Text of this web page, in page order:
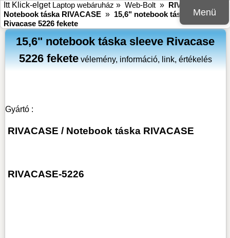
Menü
Itt Klick-elget Laptop webáruház » Web-Bolt » RIVACASE
Notebook táska RIVACASE » 15,6" notebook táska sleeve
Rivacase 5226 fekete
15,6" notebook táska sleeve Rivacase
5226 feketevélemény, információ, link, értékelés
Gyártó :
RIVACASE / Notebook táska RIVACASE
RIVACASE-5226